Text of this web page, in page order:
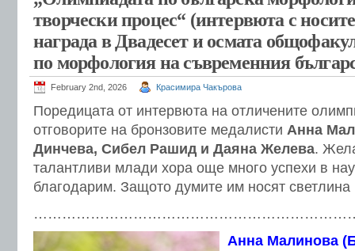
творчески процес“ (интервюта с
награда в Двадесет и осмата
по морфология на съвременния
February 2nd, 2026 Красимира Чакърова
Поредицата от интервюта на отличените
отговорите на бронзовите медалисти Анна
Динчева, Сибел Рашид и Даяна Желева.
талантливи млади хора още много успехи в
благодарим. Защото думите им носят
Анна Малинова